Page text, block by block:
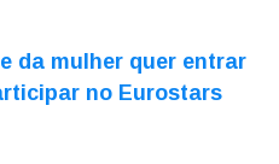
da mulher quer entrar
no Eurostars